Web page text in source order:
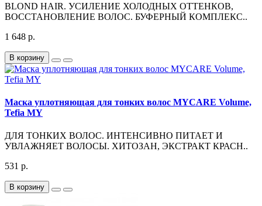
BLOND HAIR. УСИЛЕНИЕ ХОЛОДНЫХ ОТТЕНКОВ,
ВОССТАНОВЛЕНИЕ ВОЛОС. БУФЕРНЫЙ КОМПЛЕКС..
1 648 р.
В корзину
Маска уплотняющая для тонких волос MYCARE Volume,
Tefia MY
ДЛЯ ТОНКИХ ВОЛОС. ИНТЕНСИВНО ПИТАЕТ И
УВЛАЖНЯЕТ ВОЛОСЫ. ХИТОЗАН, ЭКСТРАКТ КРАСН..
531 р.
В корзину